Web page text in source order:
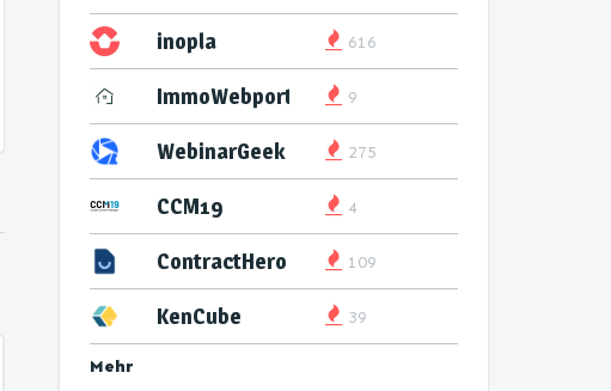
inopla 616
ImmoWebport 9
WebinarGeek 275
CCM19 4
ContractHero 109
KenCube 39
Mehr